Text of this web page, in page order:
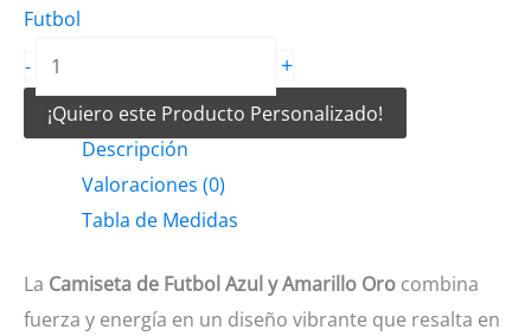
Futbol
-
Camiseta
de
Futbol
amarillo
+
¡Quiero este Producto Personalizado!
Descripción
Valoraciones (0)
Tabla de Medidas
La Camiseta de Futbol Azul y Amarillo Oro combina
fuerza y energía en un diseño vibrante que resalta en